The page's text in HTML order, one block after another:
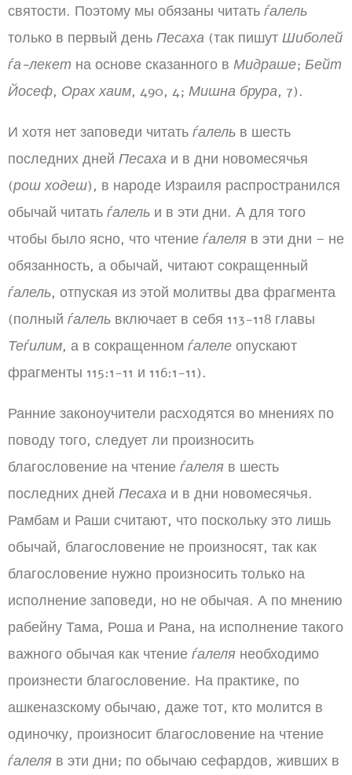
святости. Поэтому мы обязаны читать ѓалель
только в первый день Песаха (так пишут Шиболей
ѓа-лекет на основе сказанного в Мидраше; Бейт
Йосеф, Орах хаим, 490, 4; Мишна брура, 7).
И хотя нет заповеди читать ѓалель в шесть
последних дней Песаха и в дни новомесячья
(рош ходеш), в народе Израиля распространился
обычай читать ѓалель и в эти дни. А для того
чтобы было ясно, что чтение ѓалеля в эти дни – не
обязанность, а обычай, читают сокращенный
ѓалель, отпуская из этой молитвы два фрагмента
(полный ѓалель включает в себя 113-118 главы
Теѓилим, а в сокращенном ѓалеле опускают
фрагменты 115:1-11 и 116:1-11).
Ранние законоучители расходятся во мнениях по
поводу того, следует ли произносить
благословение на чтение ѓалеля в шесть
последних дней Песаха и в дни новомесячья.
Рамбам и Раши считают, что поскольку это лишь
обычай, благословение не произносят, так как
благословение нужно произносить только на
исполнение заповеди, но не обычая. А по мнению
рабейну Тама, Роша и Рана, на исполнение такого
важного обычая как чтение ѓалеля необходимо
произнести благословение. На практике, по
ашкеназскому обычаю, даже тот, кто молится в
одиночку, произносит благословение на чтение
ѓалеля в эти дни; по обычаю сефардов, живших в